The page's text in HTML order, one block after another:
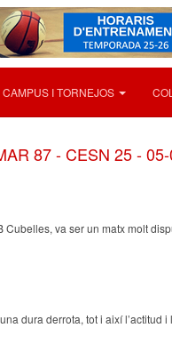
CAMPUS I TORNEJOS
87 - CESN 25 -
va ser un matx molt
dura derrota, tot i així